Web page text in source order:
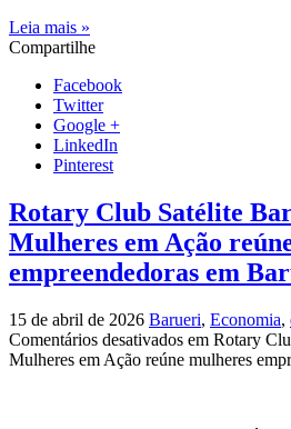
Leia mais »
Compartilhe
Facebook
Twitter
Google +
LinkedIn
Pinterest
Rotary Club Satélite
Mulheres em Ação
empreendedoras em
15 de abril de 2026 Barueri, Economia,
Comentários desativados em Rotary
Mulheres em Ação reúne mulheres